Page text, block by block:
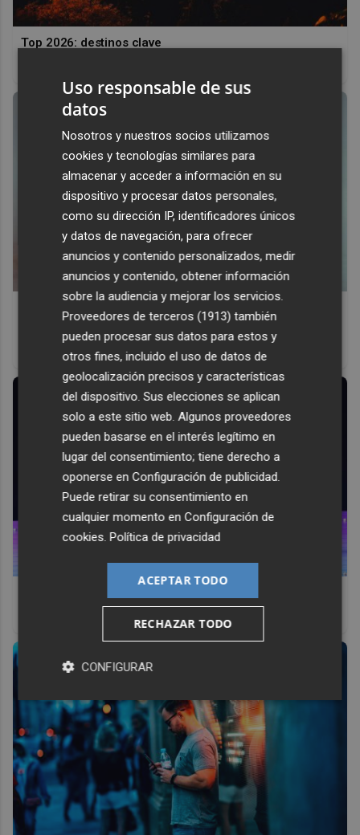
Top 2026: destinos clave
¿Por qué recuerdas canciones viejas mejor que las
nuevas?
¿Te afecta más de lo que crees? Mira esto
Uso responsable de sus
datos
Nosotros y nuestros socios utilizamos
cookies y tecnologías similares para
almacenar y acceder a información en su
dispositivo y procesar datos personales,
como su dirección IP, identificadores únicos
y datos de navegación, para ofrecer
anuncios y contenido personalizados, medir
anuncios y contenido, obtener información
sobre la audiencia y mejorar los servicios.
Proveedores de terceros (1913) también
pueden procesar sus datos para estos y
otros fines, incluido el uso de datos de
geolocalización precisos y características
del dispositivo. Sus elecciones se aplican
solo a este sitio web. Algunos proveedores
pueden basarse en el interés legítimo en
lugar del consentimiento; tiene derecho a
oponerse enConfiguración de publicidad.
Puede retirar su consentimiento en
cualquier momento enConfiguración de
cookies.Política de privacidad
ACEPTAR TODO
RECHAZAR TODO
CONFIGURAR